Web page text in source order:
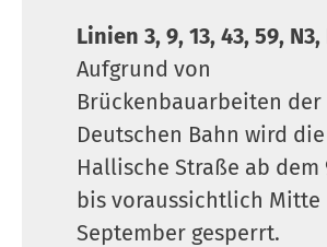
Linien 3, 9, 13, 43, 59, N3,
Aufgrund von
Brückenbauarbeiten der
Deutschen Bahn wird die
Hallische Straße ab dem
bis voraussichtlich Mitte
September gesperrt.